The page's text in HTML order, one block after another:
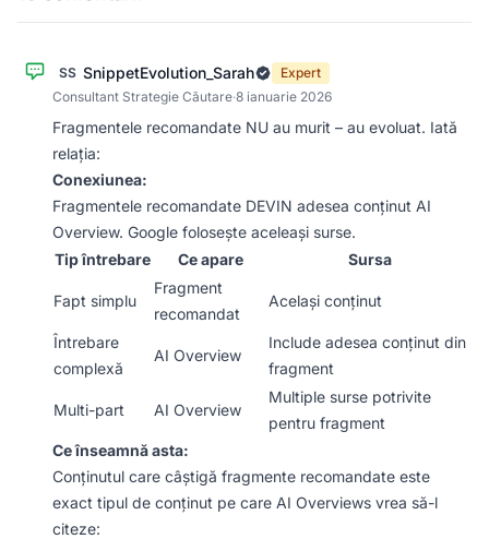
SS SnippetEvolution_Sarah
Expert
Consultant Strategie Căutare·8 ianuarie 2026
Fragmentele recomandate NU au murit – au evoluat. Iată
relația:
Conexiunea:
Fragmentele recomandate DEVIN adesea conținut AI
Overview. Google folosește aceleași surse.
Tip întrebare
Ce apare Sursa
Fapt simplu
Fragment
recomandat
Același conținut
Întrebare
complexă
AI Overview
Include adesea conținut din
fragment
Multi-part AI Overview
Multiple surse potrivite
pentru fragment
Ce înseamnă asta:
Conținutul care câștigă fragmente recomandate este
exact tipul de conținut pe care AI Overviews vrea să-l
citeze: